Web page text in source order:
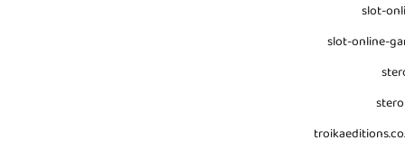
slot-
slot-online-